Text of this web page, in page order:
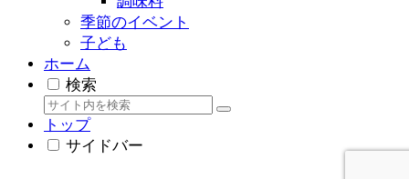
季節のイベント
子ども
ホーム
検索
トップ
サイドバー